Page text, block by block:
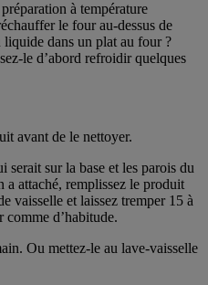
à température
le four au-dessus de
liquide dans un plat au four ?
le d’abord refroidir quelques
avant de le nettoyer.
serait sur la base et les parois du
attaché, remplissez le produit
vaisselle et laissez tremper 15 à
comme d’habitude.
Ou mettez-le au lave-vaisselle